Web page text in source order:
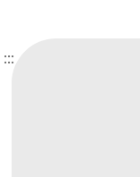
:::